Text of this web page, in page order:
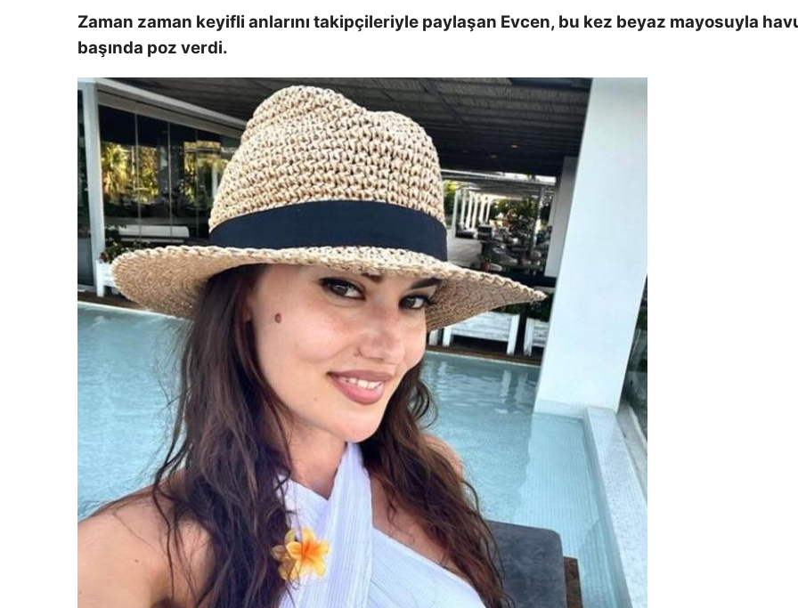
Zaman zaman keyifli anlarını takipçileriyle paylaşan Evcen, bu kez beyaz mayosuyla
başında poz verdi.